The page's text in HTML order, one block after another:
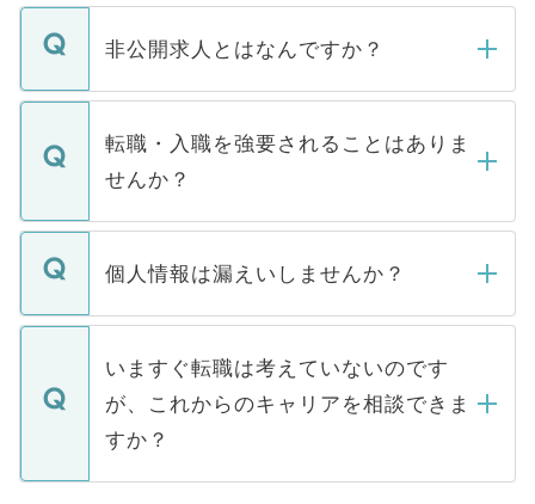
ご登録いただきましたら、弊社担当者がご
登録内容を確認し、その後メールもしくは
ます。通常、5営業日以内にはご連絡をせて
いただきますので、しばらくお待ちくださ
非公開求人とはなんですか？
マイナビDOCTORで取り扱っている求人の
うち約3割は、Webサイトからご覧いただ
けない「非公開求人」です。非公開求人は
下記の理由によって、一般には公開してい
ません。
■応募殺到を避けるため 人気のある医療機
関を公にしてしまうと、応募が殺到する場
に、医療機関が求める条件に合った人材の
みを人材紹介会社に依頼するケースが増え
ています。
転職・入職を強要されることはありま
せんか？
転職・入職を強要することは一切ありませ
ん。また、仮に応募先から内定をいただい
定を承諾する必要はありません。内定先へ
の辞退の連絡はキャリアパートナーが行い
個人情報は漏えいしませんか？
個人情報が漏えいすることはありませんの
で、ご安心ください。当サイトからの登録
などで収集したご登録者様の個人情報は、
ご本人のキャリアアップおよび転職活動の
支援を目的に使用いたします。お預かりし
ているすべての個人データはご本人の許可
いますぐ転職は考えていないのです
が、これからのキャリアを相談できま
すか？